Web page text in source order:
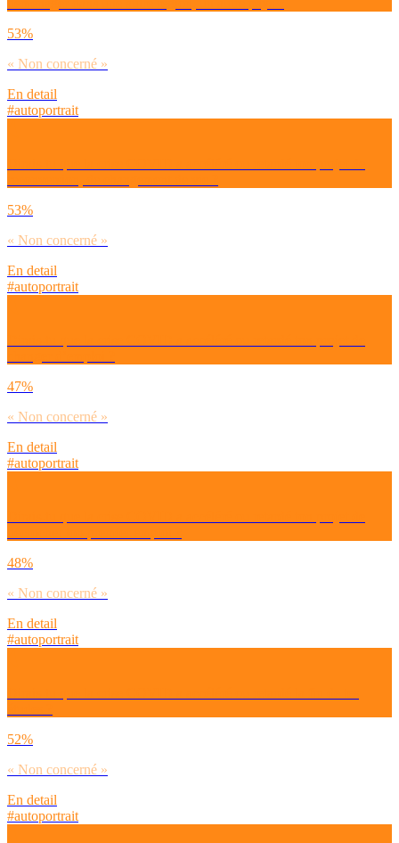
53%
« Non concerné »
En detail
#autoportrait
53%
« Non concerné »
En detail
#autoportrait
47%
« Non concerné »
En detail
#autoportrait
48%
« Non concerné »
En detail
#autoportrait
52%
« Non concerné »
En detail
#autoportrait